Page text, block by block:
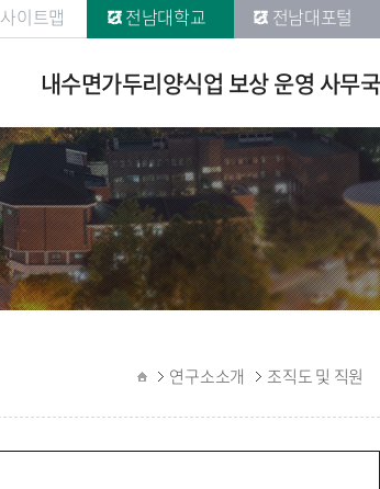
사이트맵 전남대학교 전남대포털
내수면가두리양식업 보상 운영 사무국
공지사항
자료실
민원문의
관련법규
연구소소개 조직도 및 직원